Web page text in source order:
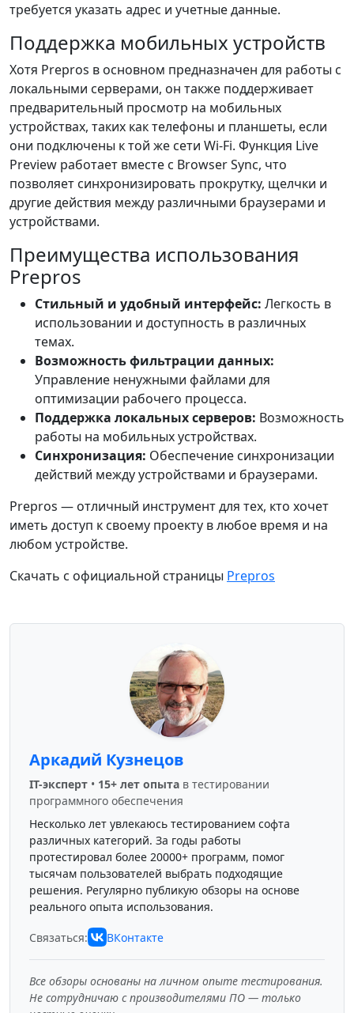
требуется указать адрес и учетные данные.
Поддержка мобильных устройств
Хотя Prepros в основном предназначен для работы с
локальными серверами, он также поддерживает
предварительный просмотр на мобильных
устройствах, таких как телефоны и планшеты, если
они подключены к той же сети Wi-Fi. Функция Live
Preview работает вместе с Browser Sync, что
позволяет синхронизировать прокрутку, щелчки и
другие действия между различными браузерами и
устройствами.
Преимущества использования
Prepros
Стильный и удобный интерфейс: Легкость в
использовании и доступность в различных
темах.
Возможность фильтрации данных:
Управление ненужными файлами для
оптимизации рабочего процесса.
Поддержка локальных серверов: Возможность
работы на мобильных устройствах.
Синхронизация: Обеспечение синхронизации
действий между устройствами и браузерами.
Prepros — отличный инструмент для тех, кто хочет
иметь доступ к своему проекту в любое время и на
любом устройстве.
Скачать с официальной страницы Prepros
Аркадий Кузнецов
IT-эксперт • 15+ лет опыта в тестировании
программного обеспечения
Несколько лет увлекаюсь тестированием софта
различных категорий. За годы работы
протестировал более 20000+ программ, помог
тысячам пользователей выбрать подходящие
решения. Регулярно публикую обзоры на основе
реального опыта использования.
Связаться: ВКонтакте
Все обзоры основаны на личном опыте тестирования.
Не сотрудничаю с производителями ПО — только